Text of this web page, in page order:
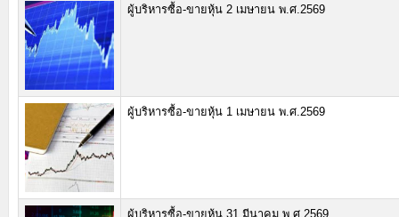
ผู้บริหารซื้อ-ขายหุ้น 2 เมษายน พ.ศ.2569
ผู้บริหารซื้อ-ขายหุ้น 1 เมษายน พ.ศ.2569
ผู้บริหารซื้อ-ขายหุ้น 31 มีนาคม พ.ศ.2569